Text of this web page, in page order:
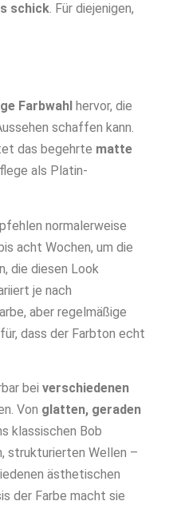
schick. Für diejenigen,
Farbwahl hervor, die
schaffen kann.
das begehrte matte
als Platin-
normalerweise
acht Wochen, um die
die diesen Look
je nach
aber regelmäßige
dass der Farbton echt
bei verschiedenen
Von glatten, geraden
klassischen Bob
strukturierten Wellen –
ästhetischen
der Farbe macht sie